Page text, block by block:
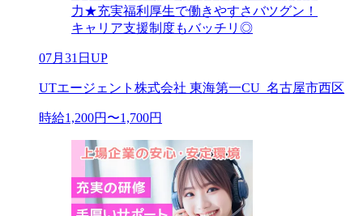
力★充実福利厚生で働きやすさバツグン！
キャリア支援制度もバッチリ◎
07月31日UP
UTエージェント株式会社 東海第一CU_名古屋市西区
時給1,200円〜1,700円